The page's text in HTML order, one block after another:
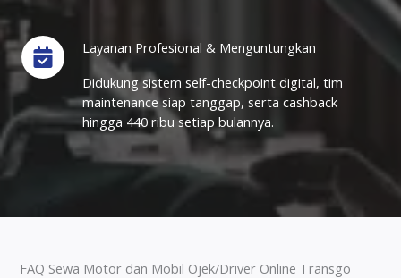
Layanan Profesional & Menguntungkan
Didukung sistem self-checkpoint digital, tim
maintenance siap tanggap, serta cashback
hingga 440 ribu setiap bulannya.
FAQ Sewa Motor dan Mobil Ojek/Driver Online Transgo